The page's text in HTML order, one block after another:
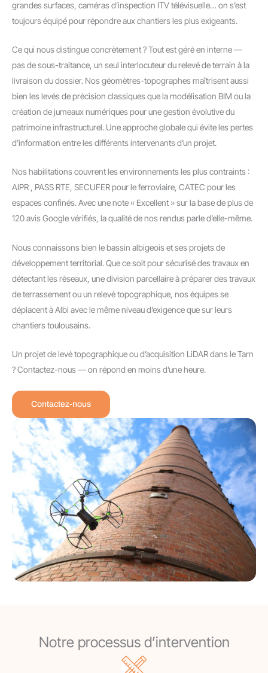
grandes surfaces, caméras d’inspection ITV télévisuelle… on s’est
toujours équipé pour répondre aux chantiers les plus exigeants.
Ce qui nous distingue concrètement ? Tout est géré en interne —
pas de sous-traitance, un seul interlocuteur du relevé de terrain à la
livraison du dossier. Nos géomètres-topographes maîtrisent aussi
bien les levés de précision classiques que la modélisation BIM ou la
création de jumeaux numériques pour une gestion évolutive du
patrimoine infrastructurel. Une approche globale qui évite les pertes
d’information entre les différents intervenants d’un projet.
Nos habilitations couvrent les environnements les plus contraints :
AIPR , PASS RTE, SECUFER pour le ferroviaire, CATEC pour les
espaces confinés. Avec une note « Excellent » sur la base de plus de
120 avis Google vérifiés, la qualité de nos rendus parle d’elle-même.
Nous connaissons bien le bassin albigeois et ses projets de
développement territorial. Que ce soit pour sécurisé des travaux en
détectant les réseaux, une division parcellaire à préparer des travaux
de terrassement ou un relevé topographique, nos équipes se
déplacent à Albi avec le même niveau d’exigence que sur leurs
chantiers toulousains.
Un projet de levé topographique ou d’acquisition LiDAR dans le Tarn
? Contactez-nous — on répond en moins d’une heure.
Contactez-nous
Notre processus d’intervention